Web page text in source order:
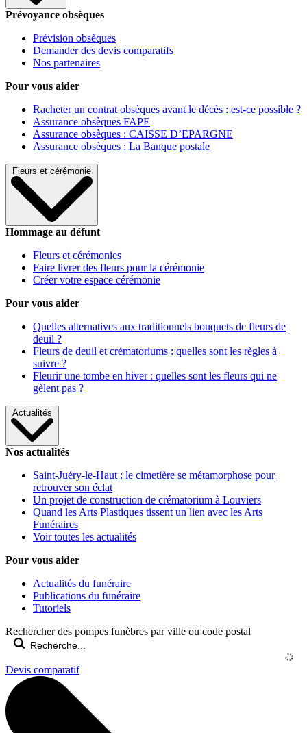
Prévoyance obsèques
Prévision obsèques
Demander des devis comparatifs
Nos partenaires
Pour vous aider
Racheter un contrat obsèques avant le décès : est-ce possible ?
Assurance obsèques FAPE
Assurance obsèques : CAISSE D’EPARGNE
Assurance obsèques : La Banque postale
Fleurs et cérémonie
Hommage au défunt
Fleurs et cérémonies
Faire livrer des fleurs pour la cérémonie
Créer votre espace cérémonie
Pour vous aider
Quelles alternatives aux traditionnels bouquets de fleurs de
deuil ?
Fleurs de deuil et crématoriums : quelles sont les règles à
suivre ?
Fleurir une tombe en hiver : quelles sont les fleurs qui ne
gèlent pas ?
Actualités
Nos actualités
Saint-Juéry-le-Haut : le cimetière se métamorphose pour
retrouver son éclat
Un projet de construction de crématorium à Louviers
Quand les Arts Plastiques tissent un lien avec les Arts
Funéraires
Voir toutes les actualités
Pour vous aider
Actualités du funéraire
Publications du funéraire
Tutoriels
Rechercher des pompes funèbres par ville ou code postal
Devis comparatif